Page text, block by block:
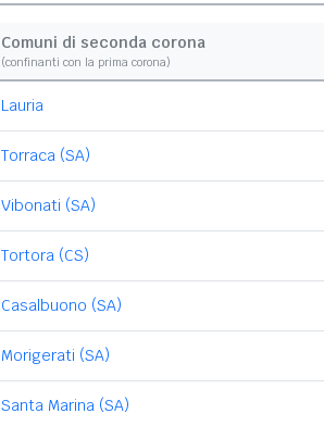
Comuni di seconda corona
(confinanti con la prima corona)
Lauria
Torraca (SA)
Vibonati (SA)
Tortora (CS)
Casalbuono (SA)
Morigerati (SA)
Santa Marina (SA)